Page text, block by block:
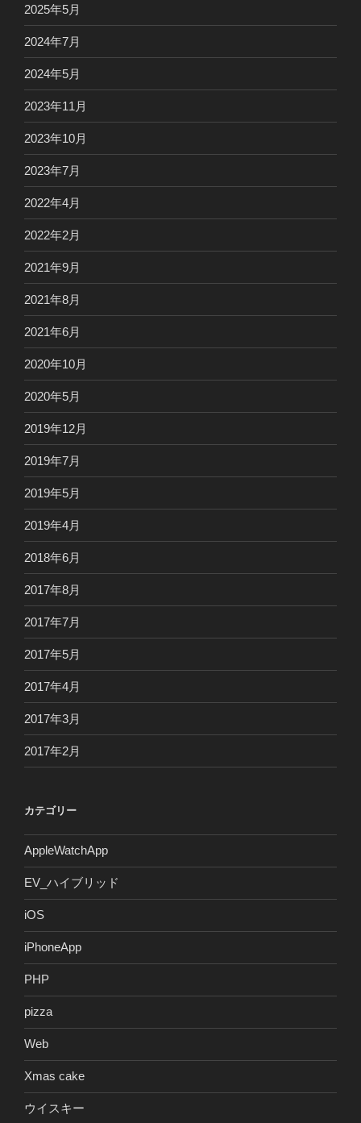
2025年5月
2024年7月
2024年5月
2023年11月
2023年10月
2023年7月
2022年4月
2022年2月
2021年9月
2021年8月
2021年6月
2020年10月
2020年5月
2019年12月
2019年7月
2019年5月
2019年4月
2018年6月
2017年8月
2017年7月
2017年5月
2017年4月
2017年3月
2017年2月
カテゴリー
AppleWatchApp
EV_ハイブリッド
iOS
iPhoneApp
PHP
pizza
Web
Xmas cake
ウイスキー